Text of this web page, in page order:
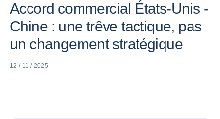
Accord commercial États-Unis -
Chine : une trêve tactique, pas
un changement stratégique
12 / 11 / 2025